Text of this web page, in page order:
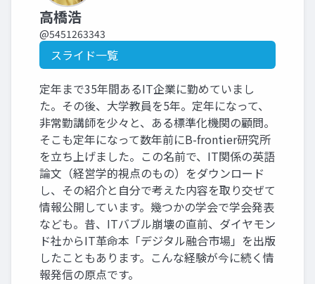
高橋浩
@5451263343
スライド一覧
定年まで35年間あるIT企業に勤めていまし
た。その後、大学教員を5年。定年になって、
非常勤講師を少々と、ある標準化機関の顧問。
そこも定年になって数年前にB-frontier研究所
を立ち上げました。この名前で、IT関係の英語
論文（経営学的視点のもの）をダウンロード
し、その紹介と自分で考えた内容を取り交ぜて
情報公開しています。幾つかの学会で学会発表
なども。昔、ITバブル崩壊の直前、ダイヤモン
ド社からIT革命本「デジタル融合市場」を出版
したこともあります。こんな経験が今に続く情
報発信の原点です。